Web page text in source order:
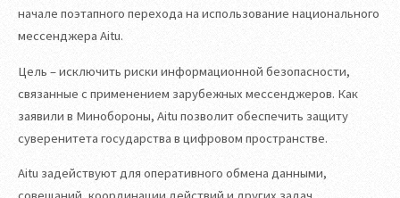
начале поэтапного перехода на использование национального
мессенджера Aitu.
Цель – исключить риски информационной безопасности,
связанные с применением зарубежных мессенджеров. Как
заявили в Минобороны, Aitu позволит обеспечить защиту
суверенитета государства в цифровом пространстве.
Aitu задействуют для оперативного обмена данными,